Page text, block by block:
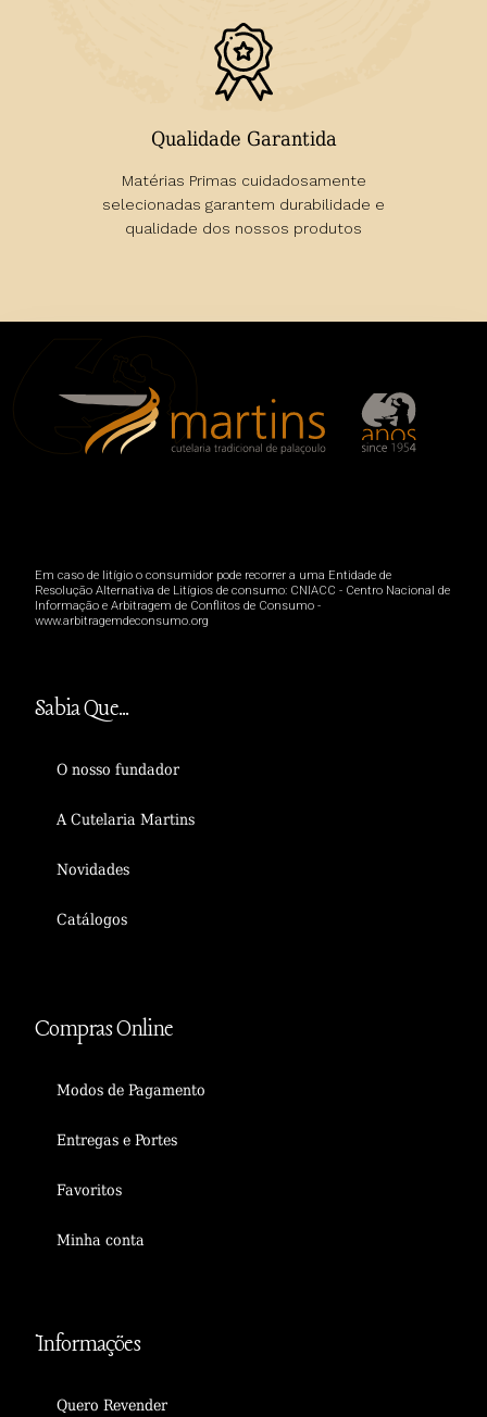
Qualidade Garantida
Matérias Primas cuidadosamente
selecionadas garantem durabilidade e
qualidade dos nossos produtos
Em caso de litígio o consumidor pode recorrer a uma Entidade de
Resolução Alternativa de Litígios de consumo: CNIACC - Centro Nacional de
Informação e Arbitragem de Conflitos de Consumo -
www.arbitragemdeconsumo.org
Sabia Que...
O nosso fundador
A Cutelaria Martins
Novidades
Catálogos
Compras Online
Modos de Pagamento
Entregas e Portes
Favoritos
Minha conta
Informações
Quero Revender